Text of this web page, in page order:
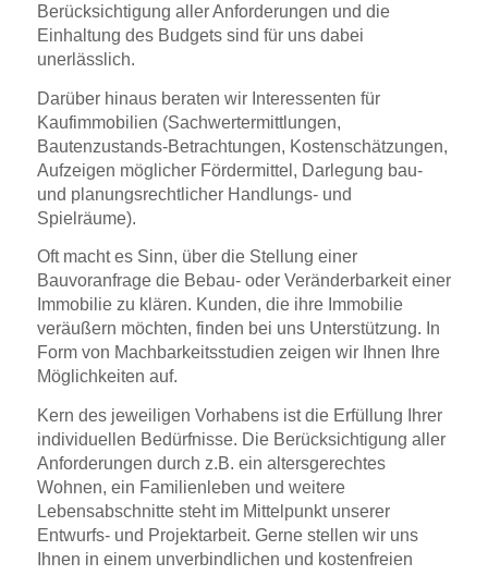
Berücksichtigung aller Anforderungen und die
Einhaltung des Budgets sind für uns dabei
unerlässlich.
Darüber hinaus beraten wir Interessenten für
Kaufimmobilien (Sachwertermittlungen,
Bautenzustands-Betrachtungen, Kostenschätzungen,
Aufzeigen möglicher Fördermittel, Darlegung bau-
und planungsrechtlicher Handlungs- und
Spielräume).
Oft macht es Sinn, über die Stellung einer
Bauvoranfrage die Bebau- oder Veränderbarkeit einer
Immobilie zu klären. Kunden, die ihre Immobilie
veräußern möchten, finden bei uns Unterstützung. In
Form von Machbarkeitsstudien zeigen wir Ihnen Ihre
Möglichkeiten auf.
Kern des jeweiligen Vorhabens ist die Erfüllung Ihrer
individuellen Bedürfnisse. Die Berücksichtigung aller
Anforderungen durch z.B. ein altersgerechtes
Wohnen, ein Familienleben und weitere
Lebensabschnitte steht im Mittelpunkt unserer
Entwurfs- und Projektarbeit. Gerne stellen wir uns
Ihnen in einem unverbindlichen und kostenfreien